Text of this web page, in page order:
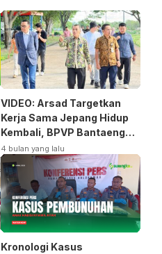
VIDEO: Arsad Targetkan
Kerja Sama Jepang Hidup
Kembali, BPVP Bantaeng
Siap Bangkitkan Jurusan
Otomotif
4 bulan yang lalu
Kronologi Kasus